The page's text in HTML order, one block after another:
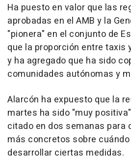
Ha puesto en valor que las
aprobadas en el AMB y la
"pionera" en el conjunto de
que la proporción entre taxis
y ha agregado que ha sido
comunidades autónomas y
Alarcón ha expuesto que la
martes ha sido "muy
citado en dos semanas para
más concretos sobre
desarrollar ciertas medidas.